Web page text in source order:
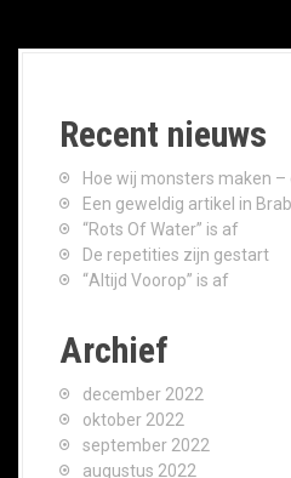
Recent nieuws
Hoe wij monsters maken –
Een geweldig artikel in
“Rots Of Water” is af
De repetities zijn gestart
“Altijd Voorop” is af
Archief
december 2022
oktober 2022
september 2022
augustus 2022